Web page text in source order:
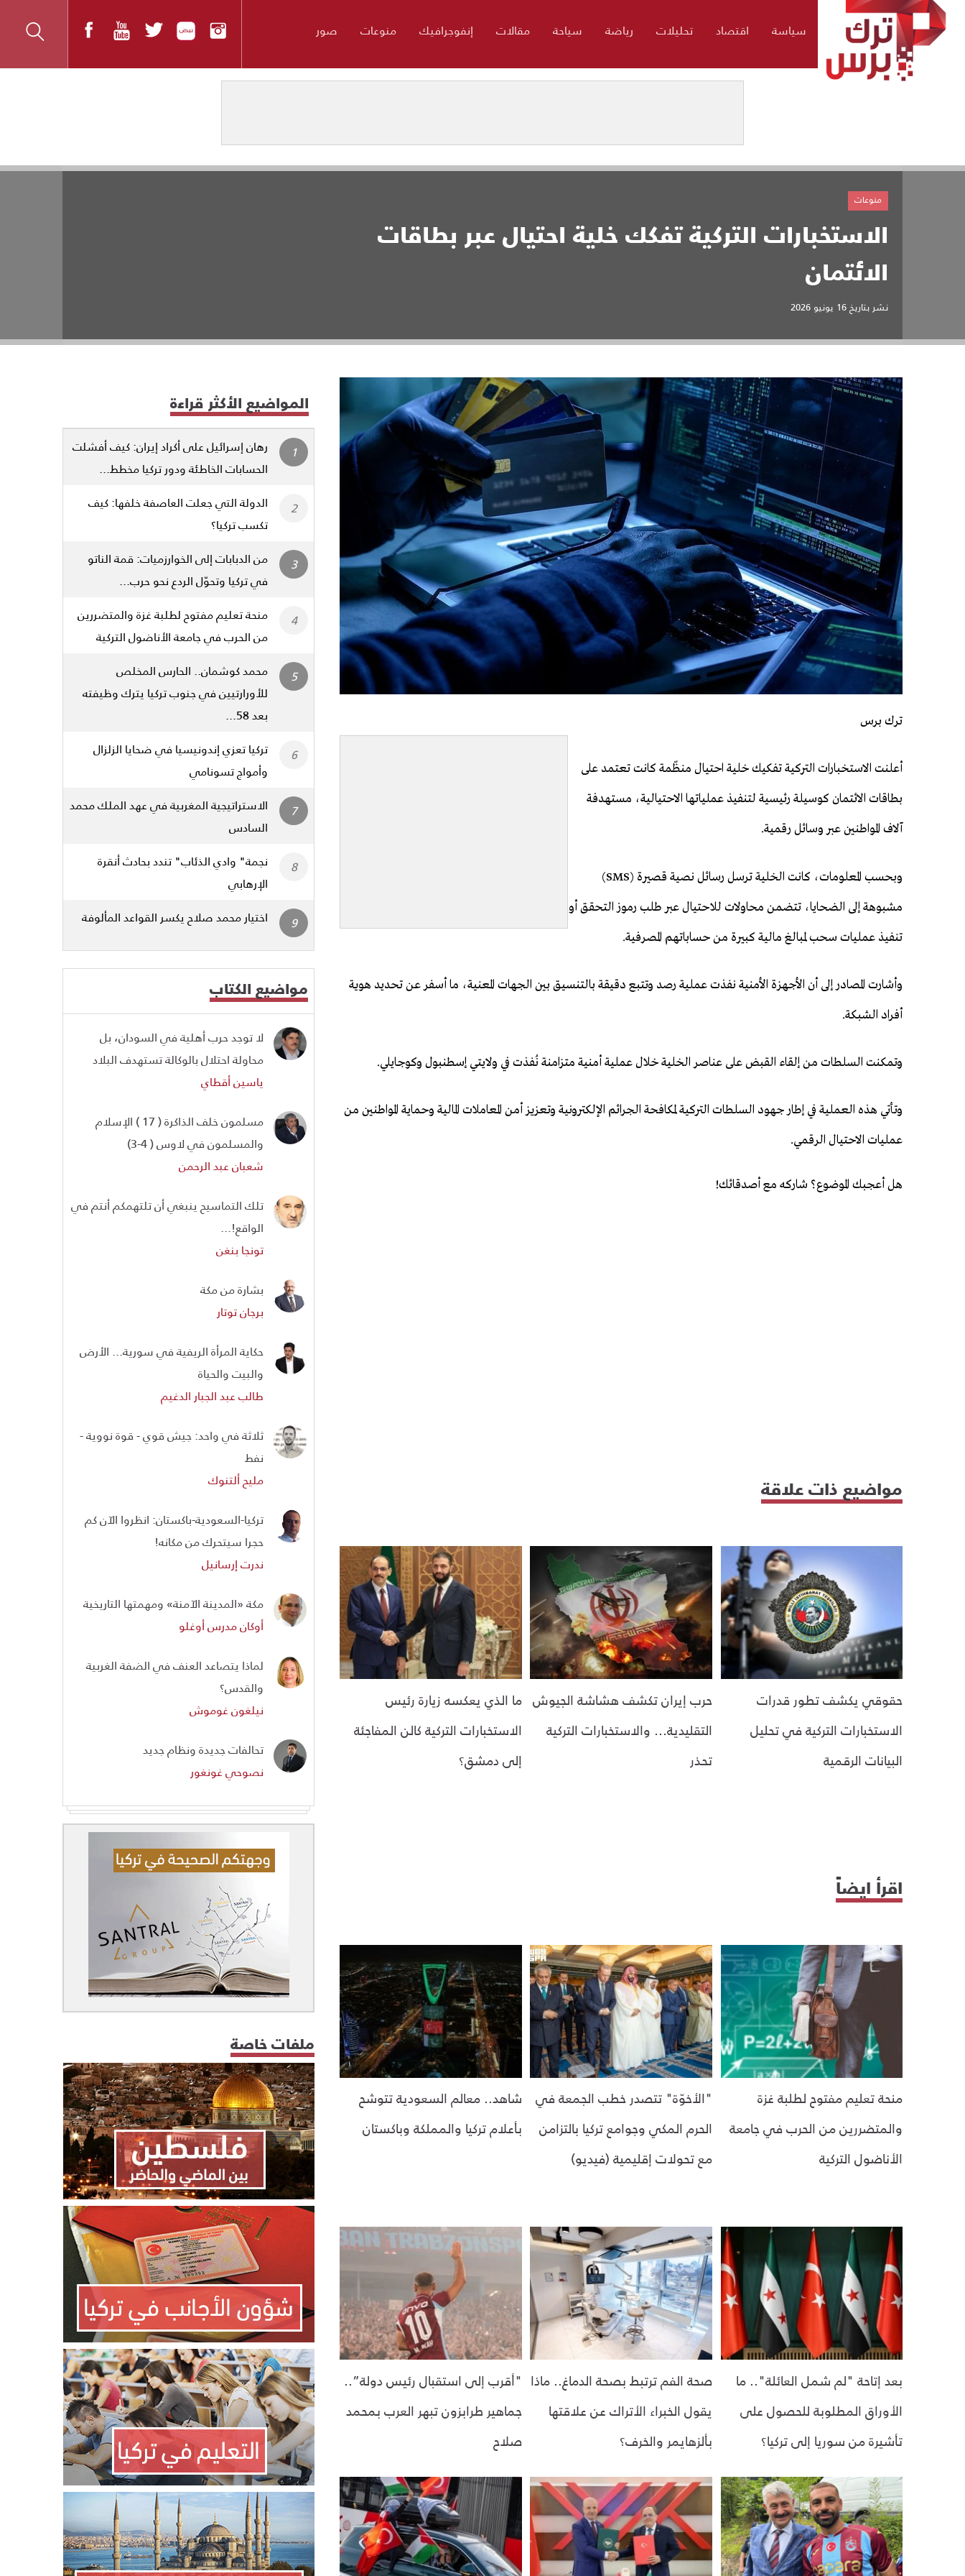
سياسة اقتصاد تحليلات رياضة سياحة مقالات إنفوجرافيك منوعات صور
الاستخبارات التركية تفكك خلية احتيال عبر بطاقات
الائتمان
نشر بتاريخ16 يونيو 2026
منوعات
ترك برس
أعلنت الاستخبارات التركية تفكيك خلية احتيال منظّمة كانت تعتمد على
بطاقات الائتمان كوسيلة رئيسية لتنفيذ عملياتها الاحتيالية، مستهدفة
آلاف المواطنين عبر وسائل رقمية.
وبحسب المعلومات، كانت الخلية ترسل رسائل نصية قصيرة (SMS)
مشبوهة إلى الضحايا، تتضمن محاولات للاحتيال عبر طلب رموز التحقق أو
تنفيذ عمليات سحب لمبالغ مالية كبيرة من حساباتهم المصرفية.
وأشارت المصادر إلى أن الأجهزة الأمنية نفذت عملية رصد وتتبع دقيقة بالتنسيق بين الجهات المعنية، ما أسفر عن تحديد هوية
أفراد الشبكة.
وتمكنت السلطات من إلقاء القبض على عناصر الخلية خلال عملية أمنية متزامنة نُفذت في ولايتي إسطنبول وكوجايلي.
وتأتي هذه العملية في إطار جهود السلطات التركية لمكافحة الجرائم الإلكترونية وتعزيز أمن المعاملات المالية وحماية المواطنين من
عمليات الاحتيال الرقمي.
هل أعجبك الموضوع؟ شاركه مع أصدقائك!
مواضيع ذات علاقة
حقوقي يكشف تطور قدرات
الاستخبارات التركية في تحليل
البيانات الرقمية
حرب إيران تكشف هشاشة الجيوش
التقليدية… والاستخبارات التركية
تحذر
ما الذي يعكسه زيارة رئيس
الاستخبارات التركية كالن المفاجئة
إلى دمشق؟
اقرأ ايضاً
منحة تعليم مفتوح لطلبة غزة
والمتضررين من الحرب في جامعة
الأناضول التركية
"الأخوّة" تتصدر خطب الجمعة في
الحرم المكي وجوامع تركيا بالتزامن
مع تحولات إقليمية (فيديو)
شاهد.. معالم السعودية تتوشح
بأعلام تركيا والمملكة وباكستان
بعد إتاحة "لم شمل العائلة".. ما
الأوراق المطلوبة للحصول على
تأشيرة من سوريا إلى تركيا؟
صحة الفم ترتبط بصحة الدماغ.. ماذا
يقول الخبراء الأتراك عن علاقتها
بألزهايمر والخرف؟
"أقرب إلى استقبال رئيس دولة”..
جماهير طرابزون تبهر العرب بمحمد
صلاح
المواضيع الأكثر قراءة
رهان إسرائيل على أكراد إيران: كيف أفشلت
الحسابات الخاطئة ودور تركيا مخطط...
الدولة التي جعلت العاصفة خلفها: كيف
تكسب تركيا؟
من الدبابات إلى الخوارزميات: قمة الناتو
في تركيا وتحوّل الردع نحو حرب...
منحة تعليم مفتوح لطلبة غزة والمتضررين
من الحرب في جامعة الأناضول التركية
محمد كوشمان.. الحارس المخلص
للأورارتيين في جنوب تركيا يترك وظيفته
بعد 58...
تركيا تعزي إندونيسيا في ضحايا الزلزال
وأمواج تسونامي
الاستراتيجية المغربية في عهد الملك محمد
السادس
نجمة" وادي الذئاب" تندد بحادث أنقرة
الإرهابي
اختيار محمد صلاح يكسر القواعد المألوفة
مواضيع الكتاب
لا توجد حرب أهلية في السودان، بل
محاولة احتلال بالوكالة تستهدف البلاد
ياسين أقطاي
مسلمون خلف الذاكرة ( 17 ) الإسلام
والمسلمون في لاوس ( 4-3)
شعبان عبد الرحمن
تلك التماسيح ينبغي أن تلتهمكم أنتم في
الواقع!...
تونجا بنغن
بشارة من مكة
برجان توتار
حكاية المرأة الريفية في سورية... الأرض
والبيت والحياة
طالب عبد الجبار الدغيم
ثلاثة في واحد: جيش قوي - قوة نووية -
نفط
مليح ألتنوك
تركيا-السعودية-باكستان: انظروا الآن كم
حجرا سيتحرك من مكانه!
ندرت إرسانيل
مكة «المدينة الآمنة» ومهمتها التاريخية
أوكان مدرس أوغلو
لماذا يتصاعد العنف في الضفة الغربية
والقدس؟
نيلغون غوموش
تحالفات جديدة ونظام جديد
نصوحي غونغور
ملفات خاصة